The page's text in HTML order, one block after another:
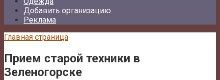
Добавить организацию
Реклама
Главная страница
Прием старой техники в
Зеленогорске